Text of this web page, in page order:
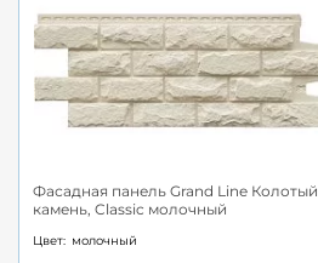
Фасадная панель Grand Line Колотый
камень, Classic молочный
Цвет: молочный